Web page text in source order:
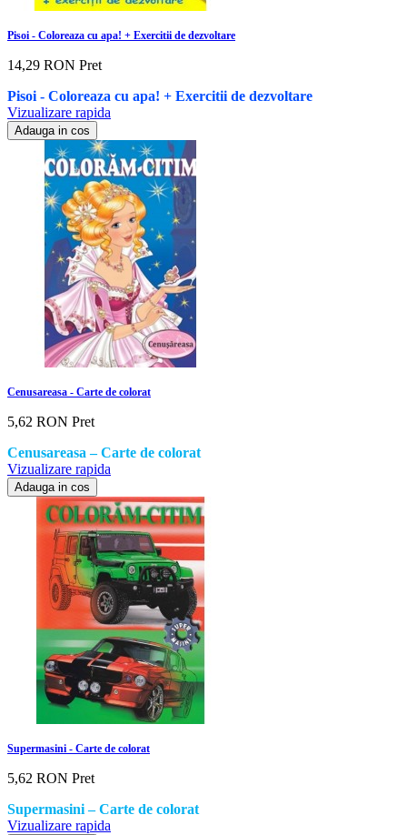
Pisoi - Coloreaza cu apa! + Exercitii de dezvoltare
14,29 RON Pret
Pisoi - Coloreaza cu apa! + Exercitii de dezvoltare
Vizualizare rapida
Adauga in cos
Cenusareasa - Carte de colorat
5,62 RON Pret
Cenusareasa – Carte de colorat
Vizualizare rapida
Adauga in cos
Supermasini - Carte de colorat
5,62 RON Pret
Supermasini – Carte de colorat
Vizualizare rapida